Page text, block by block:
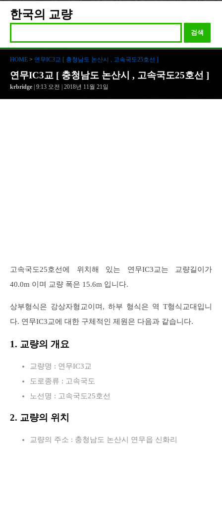
한국의 교량
검색
HOME > 연무IC3교 [ 충청남도 논산시 , 고속국도25호선 ]
연무IC3교 [ 충청남도 논산시 , 고속국도25호선 ]
krbridge | 9:13 오전 | 2018년 11월 21일
고속국도25호선에 위치해 있는 연무IC3교는 교량길이가
40.0m 이며 교량 폭은 15.6m 입니다.
상부형식은 강상자형교이며, 하부 형식은 역 T형식교대입니
다. 연무IC3교에 대한 구체적인 제원은 다음과 같습니다.
1. 교량의 개요
교량명 : 연무IC3교
도로종류 : 고속국도
노선명 : 고속국도25호선
2. 교량의 위치
교량의 주소 : 충청남도 논산시 연무읍 신화리